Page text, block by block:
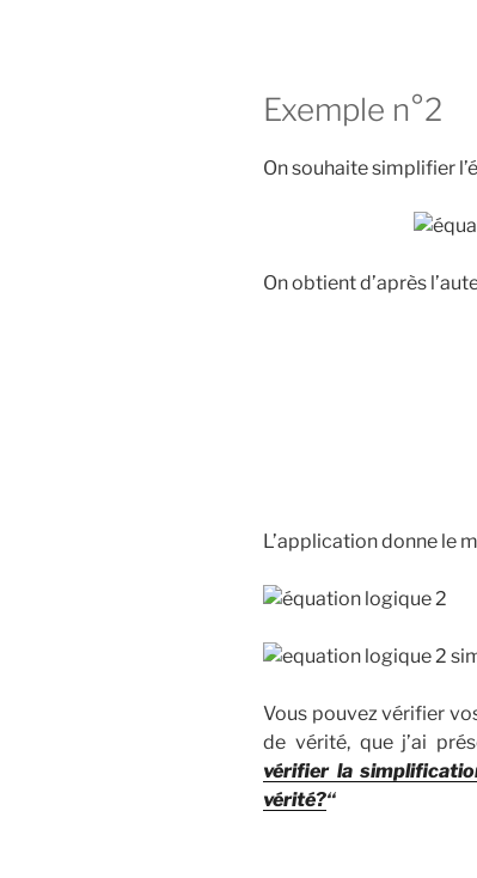
Exemple n°2
On souhaite simplifier
On obtient d’après
L’application donne le
Vous pouvez vérifier
de vérité, que j’ai
vérifier la
vérité?“